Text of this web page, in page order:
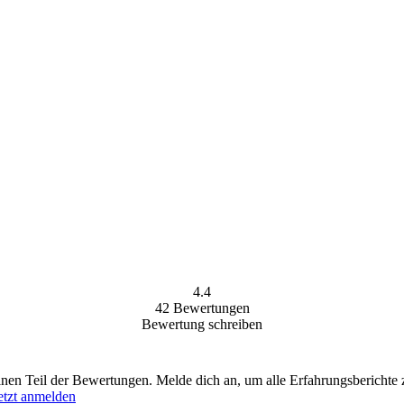
4.4
42 Bewertungen
Bewertung schreiben
Teil der Bewertungen. Melde dich an, um alle
anmelden